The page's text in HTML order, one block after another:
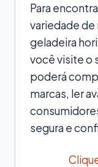
Para
variedade
geladeira
você visite o
poderá
marcas, ler
segura e